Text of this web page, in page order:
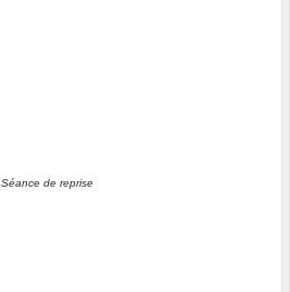
Séance de reprise